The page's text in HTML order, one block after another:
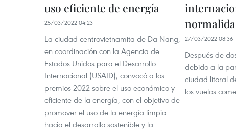
uso eficiente de energía
25/03/2022 04:23
La ciudad centrovietnamita de Da Nang,
en coordinación con la Agencia de
Estados Unidos para el Desarrollo
Internacional (USAID), convocó a los
premios 2022 sobre el uso económico y
eficiente de la energía, con el objetivo de
promover el uso de la energía limpia
hacia el desarrollo sostenible y la
27/03/2022 08:36
Después de
debido a la
ciudad litoral
los vuelos